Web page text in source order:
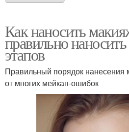
Как наносить
правильно
этапов
Правильный порядок нанесения
от многих мейкап-ошибок